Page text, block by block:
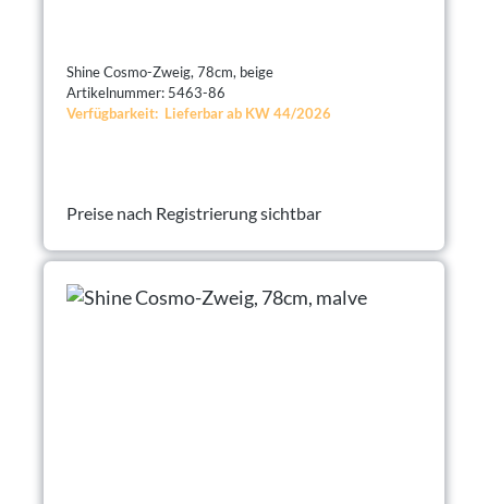
Shine Cosmo-Zweig, 78cm, beige
Artikelnummer: 5463-86
Verfügbarkeit: Lieferbar ab KW 44/2026
Preise nach Registrierung sichtbar